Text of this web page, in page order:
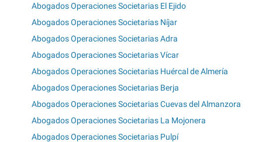
Abogados Operaciones Societarias El Ejido
Abogados Operaciones Societarias Níjar
Abogados Operaciones Societarias Adra
Abogados Operaciones Societarias Vícar
Abogados Operaciones Societarias Huércal de Almería
Abogados Operaciones Societarias Berja
Abogados Operaciones Societarias Cuevas del Almanzora
Abogados Operaciones Societarias La Mojonera
Abogados Operaciones Societarias Pulpí